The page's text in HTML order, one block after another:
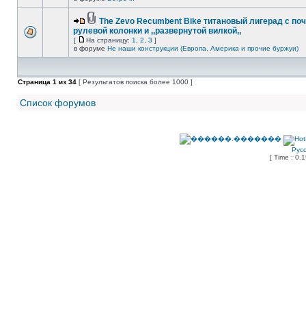
The Zevo Recumbent Bike титановый лигерад с
рулевой колонки и ,,развернутой вилкой,,
[ На страницу: 1 2 3 ]
в форуме Не наши конструкции (Европа, Америка и прочие буржуи)
Страница 1 из 34 [ Результатов поиска более 1000 ]
Список форумов
[ Time :